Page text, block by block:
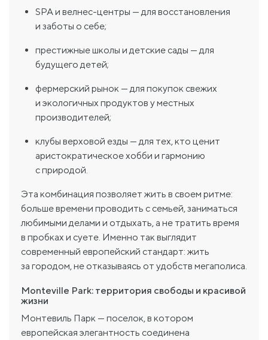
SPA и велнес-центры — для восстановления
и заботы о себе;
престижные школы и детские сады — для
будущего детей;
фермерский рынок — для покупок свежих
и экологичных продуктов у местных
производителей;
клубы верховой езды — для тех, кто ценит
аристократическое хобби и гармонию
с природой.
Эта комбинация позволяет жить в своем ритме:
больше времени проводить с семьей, заниматься
любимыми делами и отдыхать, а не тратить время
в пробках и суете. Именно так выглядит
современный европейский стандарт: жить
за городом, не отказываясь от удобств мегаполиса.
Monteville Park: территория свободы и красивой
жизни
Монтевиль Парк — поселок, в котором
европейская элегантность соединена